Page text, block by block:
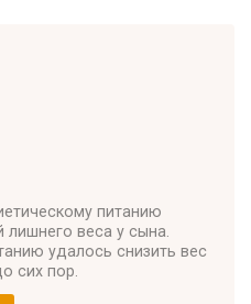
питанию
лишнего веса у сына.
удалось снизить вес
сих пор.